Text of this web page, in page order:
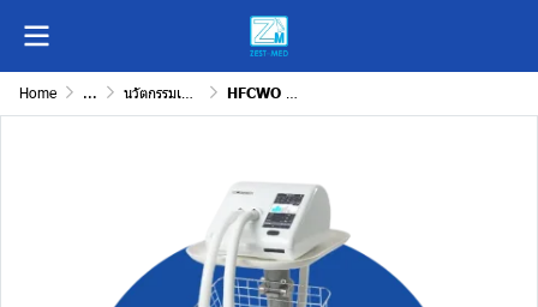
Home ... นวัตกรรมเครื่องมือแพทย์เพื่อการวินิจฉัยและรักษา HFCWO Careway